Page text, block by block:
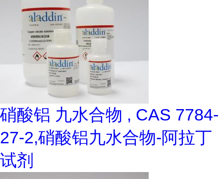
硝酸铝 九水合物 , CAS 7784-
27-2,硝酸铝九水合物-阿拉丁
试剂